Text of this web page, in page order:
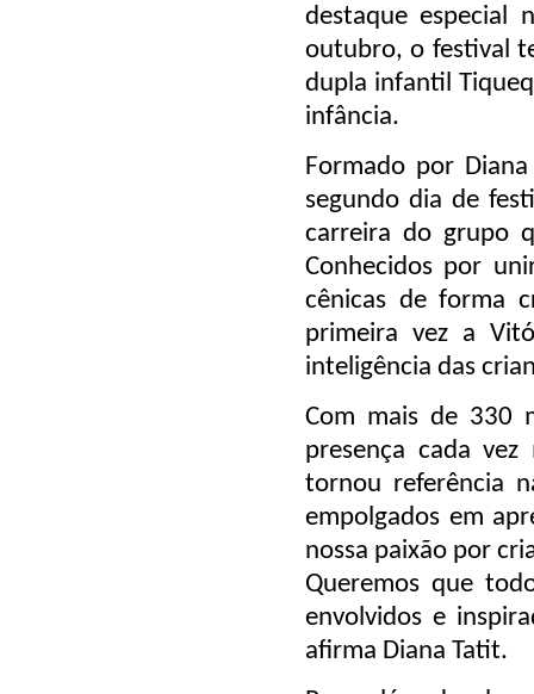
destaque especial
outubro, o festival
dupla infantil
infância.
Formado por
segundo dia de
carreira do grupo
Conhecidos por
cênicas de forma
primeira vez a
inteligência das
Com mais de 330
presença cada
tornou referência
empolgados em
nossa paixão por
Queremos que
envolvidos e
afirma Diana Tatit.